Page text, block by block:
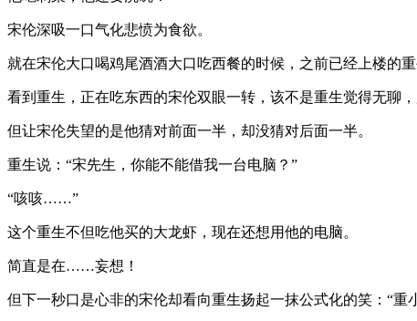
宋伦深吸一口气化悲愤为食欲。
就在宋伦大口喝鸡尾酒酒大口吃西餐的时候，之前已经上楼的重
看到重生，正在吃东西的宋伦双眼一转，该不是重生觉得无聊
但让宋伦失望的是他猜对前面一半，却没猜对后面一半。
重生说：“宋先生，你能不能借我一台电脑？”
“咳咳……”
这个重生不但吃他买的大龙虾，现在还想用他的电脑。
简直是在……妄想！
但下一秒口是心非的宋伦却看向重生扬起一抹公式化的笑：“重